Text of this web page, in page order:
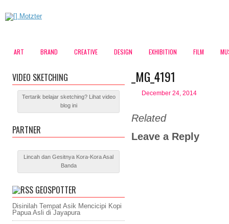
ART BRAND CREATIVE DESIGN EXHIBITION FILM
_MG_4191
December 24, 2014
Related
Leave a Reply
VIDEO SKETCHING
Tertarik belajar sketching? Lihat video
blog ini
PARTNER
Lincah dan Gesitnya Kora-Kora Asal
Banda
GEOSPOTTER
Disinilah Tempat Asik Mencicipi Kopi
Papua Asli di Jayapura